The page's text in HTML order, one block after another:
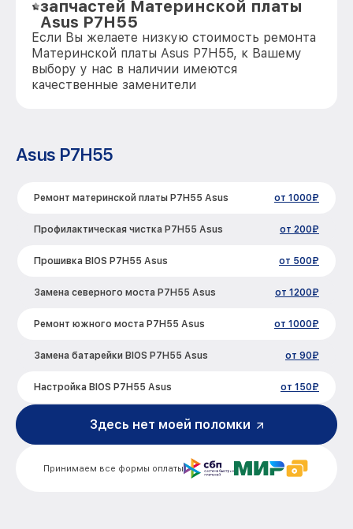
запчастей Материнской платы
Asus P7H55
Если Вы желаете низкую стоимость ремонта
Материнской платы Asus P7H55, к Вашему
выбору у нас в наличии имеются
качественные заменители
Asus P7H55
Ремонт материнской платы P7H55 Asus от 1000₽
Профилактическая чистка P7H55 Asus от 200₽
Прошивка BIOS P7H55 Asus от 500₽
Замена северного моста P7H55 Asus от 1200₽
Ремонт южного моста P7H55 Asus от 1000₽
Замена батарейки BIOS P7H55 Asus от 90₽
Настройка BIOS P7H55 Asus от 150₽
Принимаем все формы оплаты
Здесь нет моей поломки